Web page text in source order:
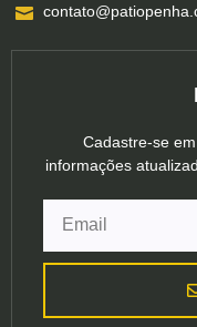
Cadastre-se
informações